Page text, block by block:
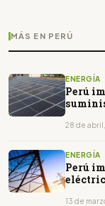
MÁS EN PERÚ
ENERGÍA
Perú
28 de
ENERGÍA
Perú
13 de